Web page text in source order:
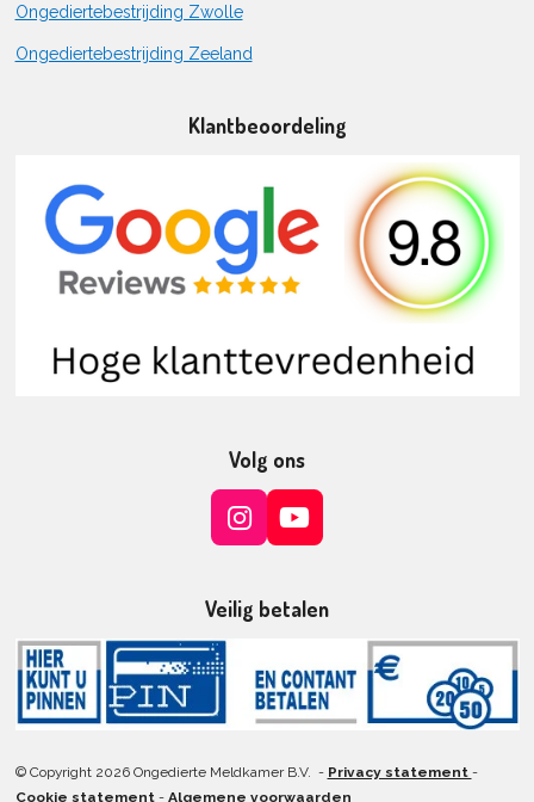
Ongediertebestrijding Zwolle
Ongediertebestrijding Zeeland
Klantbeoordeling
Volg ons
I
t
Y
T
e
Veilig betalen
© Copyright 2026 Ongedierte Meldkamer B.V. - Privacy statement -
Cookie statement - Algemene voorwaarden